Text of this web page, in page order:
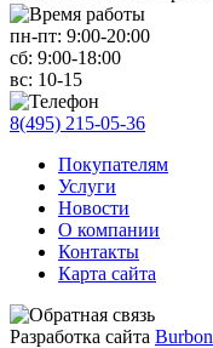
пн-пт: 9:00-20:00
сб: 9:00-18:00
вс: 10-15
8(495) 215-05-36
Покупателям
Услуги
Новости
О компании
Контакты
Карта сайта
Разработка сайта